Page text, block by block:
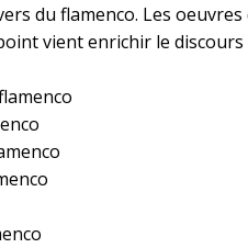
du flamenco. Les
vient enrichir le